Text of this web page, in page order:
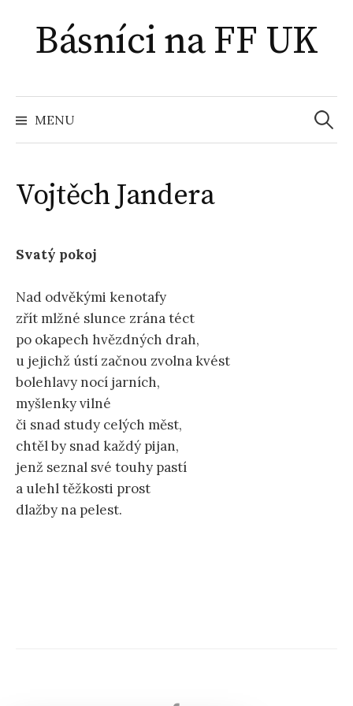
obsahu
Básníci na FF UK
MENU
Vojtěch Jandera
Svatý pokoj
Nad odvěkými kenotafy
zřít mlžné slunce zrána téct
po okapech hvězdných drah,
u jejichž ústí začnou zvolna kvést
bolehlavy nocí jarních,
myšlenky vilné
či snad study celých měst,
chtěl by snad každý pijan,
jenž seznal své touhy pastí
a ulehl těžkosti prost
dlažby na pelest.